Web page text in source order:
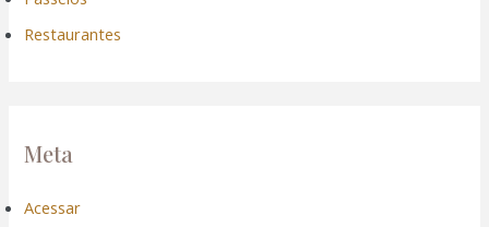
Restaurantes
Meta
Acessar